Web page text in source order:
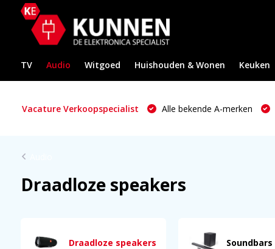
TV Audio Witgoed Huishouden & Wonen Keuken
Vacature Verkoopspecialist Alle bekende A-merken
Draadloze speakers
Draadloze speakers Soundbars